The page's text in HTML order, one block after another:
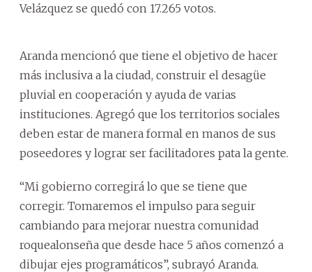
Velázquez se quedó con 17.265 votos.
Aranda mencionó que tiene el objetivo de hacer
más inclusiva a la ciudad, construir el desagüe
pluvial en cooperación y ayuda de varias
instituciones. Agregó que los territorios sociales
deben estar de manera formal en manos de sus
poseedores y lograr ser facilitadores pata la gente.
“Mi gobierno corregirá lo que se tiene que
corregir. Tomaremos el impulso para seguir
cambiando para mejorar nuestra comunidad
roquealonseña que desde hace 5 años comenzó a
dibujar ejes programáticos”, subrayó Aranda.